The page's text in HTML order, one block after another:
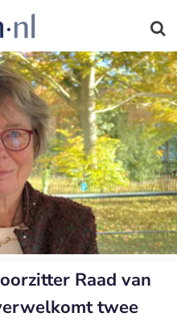
Raad van
twee